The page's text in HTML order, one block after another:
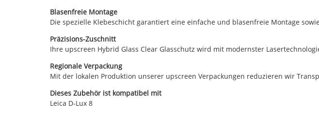
Blasenfreie Montage
Die spezielle Klebeschicht garantiert eine einfache und blasenfreie Montage
Präzisions-Zuschnitt
Ihre upscreen Hybrid Glass Clear Glasschutz wird mit modernster
Regionale Verpackung
Mit der lokalen Produktion unserer upscreen Verpackungen reduzieren wir
Dieses Zubehör ist kompatibel mit
Leica D-Lux 8